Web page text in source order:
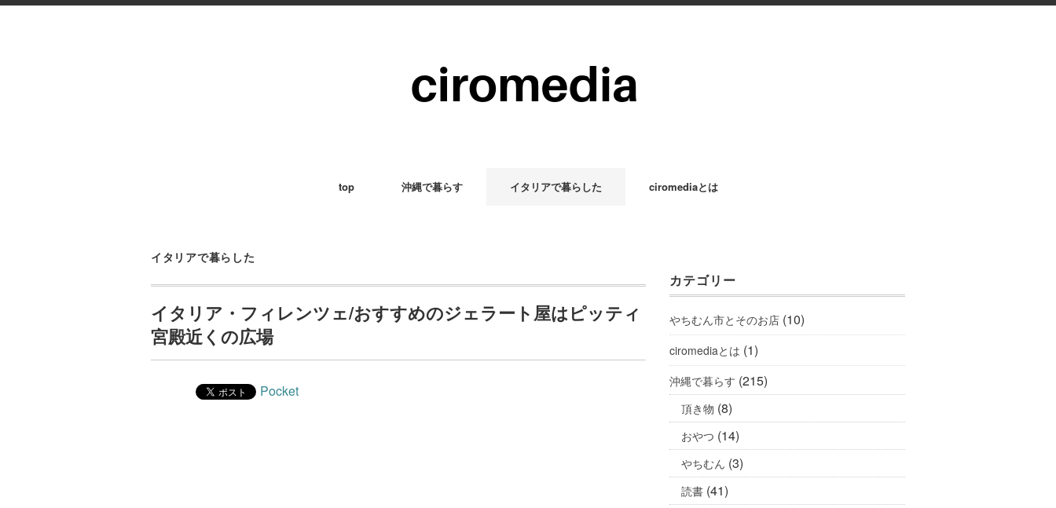
top 沖縄で暮らす イタリアで暮らした ciromediaとは
イタリアで暮らした
イタリア・フィレンツェ/おすすめのジェラート屋はピッティ
宮殿近くの広場
Pocket
カテゴリー
やちむん市とそのお店 (10)
ciromediaとは (1)
沖縄で暮らす (215)
頂き物 (8)
おやつ (14)
やちむん (3)
読書 (41)